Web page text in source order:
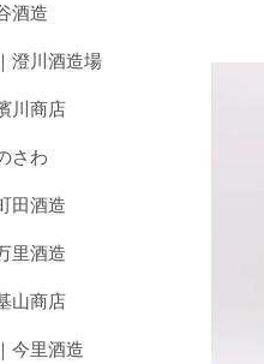
酒造
澄川酒造場
川商店
さわ
田酒造
里酒造
山商店
今里酒造